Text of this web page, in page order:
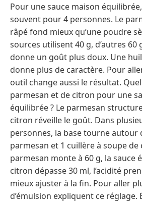
Pour une sauce maison
souvent pour 4 personnes. Le
râpé fond mieux qu’une poudre
sources utilisent 40 g, d’autres 60
donne un goût plus doux. Une
donne plus de caractère. Pour
outil change aussi le résultat.
parmesan et de citron pour une
équilibrée ? Le parmesan
citron réveille le goût. Dans
personnes, la base tourne autour
parmesan et 1 cuillère à soupe de
parmesan monte à 60 g, la sauce
citron dépasse 30 ml, l’acidité
mieux ajuster à la fin. Pour aller
d’émulsion expliquent ce réglage.